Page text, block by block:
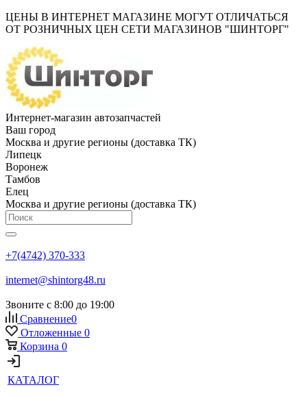
ЦЕНЫ В ИНТЕРНЕТ МАГАЗИНЕ МОГУТ ОТЛИЧАТЬСЯ
ОТ РОЗНИЧНЫХ ЦЕН СЕТИ МАГАЗИНОВ "ШИНТОРГ"
Интернет-магазин автозапчастей
Ваш город
Москва и другие регионы (доставка ТК)
Липецк
Воронеж
Тамбов
Елец
Москва и другие регионы (доставка ТК)
+7(4742) 370-333
internet@shintorg48.ru
Звоните с 8:00 до 19:00
Сравнение0
Отложенные 0
Корзина 0
КАТАЛОГ